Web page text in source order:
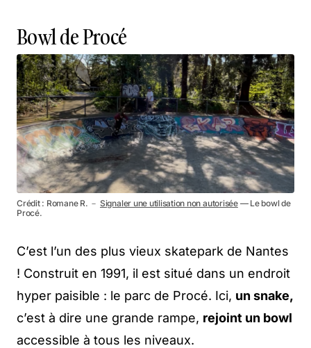
Bowl de Procé
Crédit : Romane R. － Signaler une utilisation non autorisée— Le bowl de
Procé.
C’est l’un des plus vieux skatepark de Nantes
! Construit en 1991, il est situé dans un endroit
hyper paisible : le parc de Procé. Ici, un snake,
c’est à dire une grande rampe, rejoint un bowl
accessible à tous les niveaux.